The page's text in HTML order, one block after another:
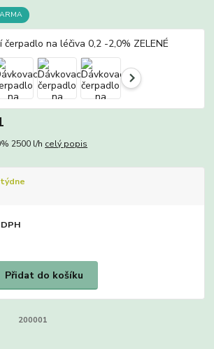
2500 l/h celý popis
Přidat do košíku
200001